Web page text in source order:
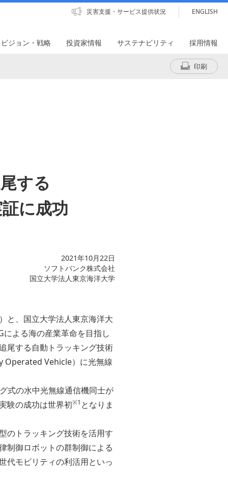
災害支援・サービス提供状況 ENGLISH
ジョン・戦略 投資家情報 サステナビリティ 採用情報
印刷
する
に成功
2021年10月22日
ソフトバンク株式会社
国立大学法人東京海洋大学
と、国立大学法人東京海洋大
よる海の産業革命を目指し
尾する自動トラッキング技術
Operated Vehicle）に光無線
式の水中光無線通信機同士が
験の成功は世界初※1 となりま
のトラッキング技術を活用す
制御ロボットの群制御による
代モビリティの利活用といっ